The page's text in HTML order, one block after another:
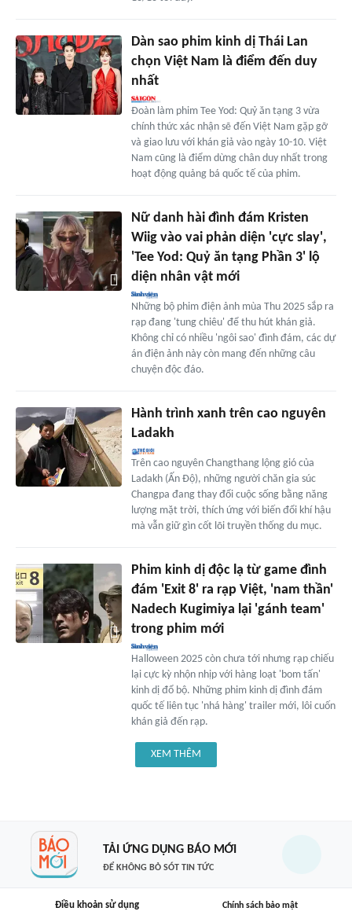
Dàn sao phim kinh dị Thái Lan
chọn Việt Nam là điểm đến duy
nhất
Đoàn làm phim Tee Yod: Quỷ ăn tạng 3 vừa
chính thức xác nhận sẽ đến Việt Nam gặp gỡ
và giao lưu với khán giả vào ngày 10-10. Việt
Nam cũng là điểm dừng chân duy nhất trong
hoạt động quảng bá quốc tế của phim.
Nữ danh hài đình đám Kristen
Wiig vào vai phản diện 'cực slay',
'Tee Yod: Quỷ ăn tạng Phần 3' lộ
diện nhân vật mới
Những bộ phim điện ảnh mùa Thu 2025 sắp ra
rạp đang 'tung chiêu' để thu hút khán giả.
Không chỉ có nhiều 'ngôi sao' đình đám, các dự
án điện ảnh này còn mang đến những câu
chuyện độc đáo.
Hành trình xanh trên cao nguyên
Ladakh
Trên cao nguyên Changthang lộng gió của
Ladakh (Ấn Độ), những người chăn gia súc
Changpa đang thay đổi cuộc sống bằng năng
lượng mặt trời, thích ứng với biến đổi khí hậu
mà vẫn giữ gìn cốt lõi truyền thống du mục.
Phim kinh dị độc lạ từ game đình
đám 'Exit 8' ra rạp Việt, 'nam thần'
Nadech Kugimiya lại 'gánh team'
trong phim mới
Halloween 2025 còn chưa tới nhưng rạp chiếu
lại cực kỳ nhộn nhịp với hàng loạt 'bom tấn'
kinh dị đổ bộ. Những phim kinh dị đình đám
quốc tế liên tục 'nhá hàng' trailer mới, lôi cuốn
khán giả đến rạp.
XEM THÊM
TẢI ỨNG DỤNG BÁO MỚI
ĐỂ KHÔNG BỎ SÓT TIN TỨC
Điều khoản sử dụng Chính sách bảo mật